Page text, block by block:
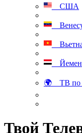
США
Йемен
🌍 ТВ по
Твой